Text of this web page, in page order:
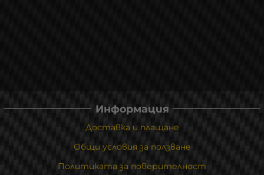
Информация
Доставка и плащане
Общи условия за ползване
Политиката за поверителност